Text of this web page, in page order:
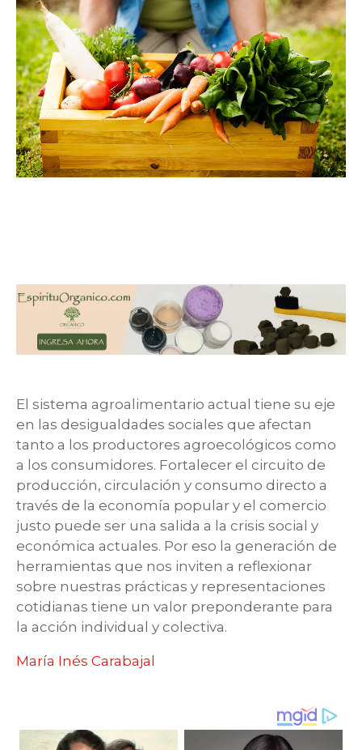
El sistema agroalimentario actual tiene su eje
en las desigualdades sociales que afectan
tanto a los productores agroecológicos como
a los consumidores. Fortalecer el circuito de
producción, circulación y consumo directo a
través de la economía popular y el comercio
justo puede ser una salida a la crisis social y
económica actuales. Por eso la generación de
herramientas que nos inviten a reflexionar
sobre nuestras prácticas y representaciones
cotidianas tiene un valor preponderante para
la acción individual y colectiva.
María Inés Carabajal